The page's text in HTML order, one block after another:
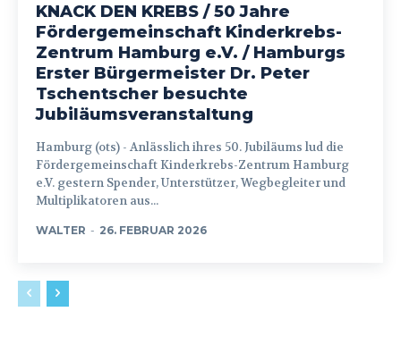
KNACK DEN KREBS / 50 Jahre
Fördergemeinschaft Kinderkrebs-
Zentrum Hamburg e.V. / Hamburgs
Erster Bürgermeister Dr. Peter
Tschentscher besuchte
Jubiläumsveranstaltung
Hamburg (ots) - Anlässlich ihres 50. Jubiläums lud die
Fördergemeinschaft Kinderkrebs-Zentrum Hamburg
e.V. gestern Spender, Unterstützer, Wegbegleiter und
Multiplikatoren aus...
WALTER - 26. FEBRUAR 2026